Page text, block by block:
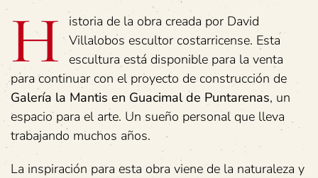
H
istoria de la obra creada por David
Villalobos escultor costarricense. Esta
escultura está disponible para la venta
para continuar con el proyecto de construcción de
Galería la Mantis en Guacimal de Puntarenas, un
espacio para el arte. Un sueño personal que lleva
trabajando muchos años.
La inspiración para esta obra viene de la naturaleza y